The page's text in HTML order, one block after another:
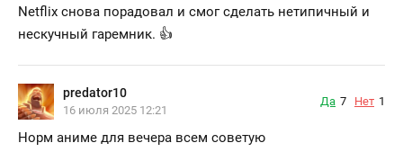
Netflix снова порадовал и смог сделать нетипичный и
нескучный гаремник. 👍
predator10
16 июля 2025 12:21
Да 7 Нет 1
Норм аниме для вечера всем советую